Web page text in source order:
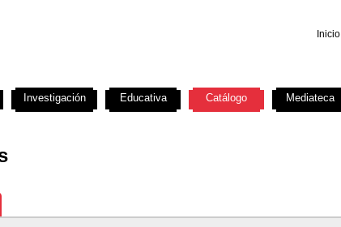
Inicio
Investigación Educativa Catálogo Mediateca